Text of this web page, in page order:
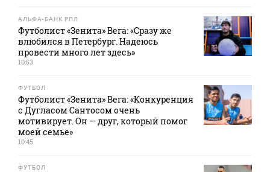
АЛЬФА-БАНК РПЛ
Футболист «Зенита» Вега: «Сразу же
влюбился в Петербург. Надеюсь
провести много лет здесь»
10:53
ФУТБОЛ
Футболист «Зенита» Вега: «Конкуренция
с Дугласом Сантосом очень
мотивирует. Он — друг, который помог
моей семье»
10:45
ФУТБОЛ